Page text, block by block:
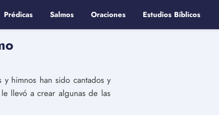
Prédicas Salmos Oraciones Estudios Bíblicos
himnos han sido cantados y
llevó a crear algunas de las